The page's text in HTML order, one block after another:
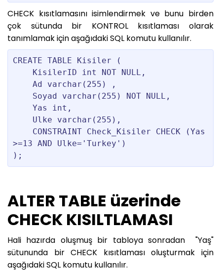
CHECK kısıtlamasını isimlendirmek ve bunu birden
çok sütunda bir KONTROL kısıtlaması olarak
tanımlamak için aşağıdaki SQL komutu kullanılır.
CREATE TABLE Kisiler (
>=13 AND Ulke='Turkey')
ALTER TABLE üzerinde
CHECK KISILTLAMASI
Hali hazırda oluşmuş bir tabloya sonradan "Yaş"
sütununda bir CHECK kısıtlaması oluşturmak için
aşağıdaki SQL komutu kullanılır.